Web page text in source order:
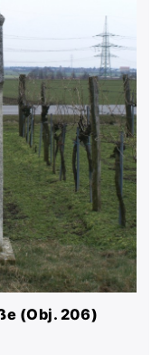
(Obj. 206)